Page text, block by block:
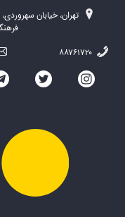
تهران، خیابان